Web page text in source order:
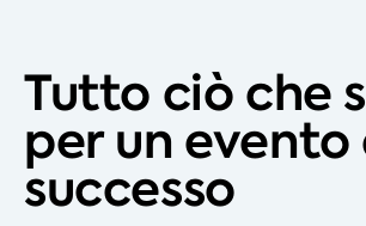
Tutto ciò che
per un evento
successo